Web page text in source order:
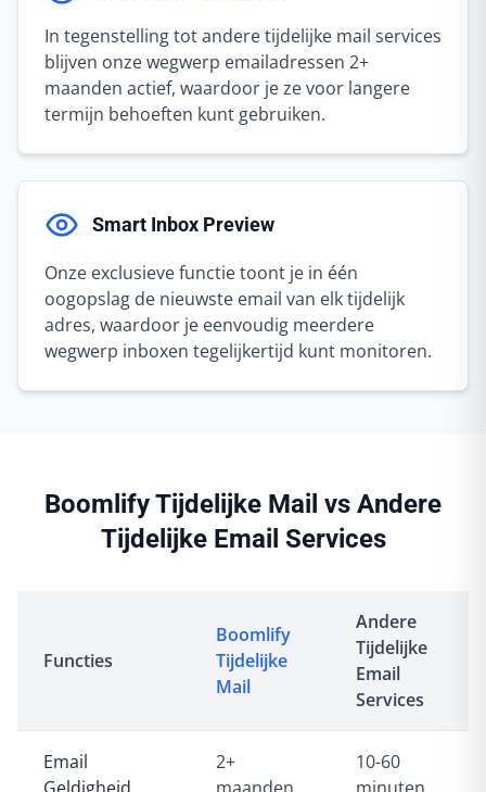
In tegenstelling tot andere tijdelijke mail services
blijven onze wegwerp emailadressen 2+
maanden actief, waardoor je ze voor langere
termijn behoeften kunt gebruiken.
Smart Inbox Preview
Onze exclusieve functie toont je in één
oogopslag de nieuwste email van elk tijdelijk
adres, waardoor je eenvoudig meerdere
wegwerp inboxen tegelijkertijd kunt monitoren.
Boomlify Tijdelijke Mail vs Andere
Tijdelijke Email Services
Functies
Boomlify
Tijdelijke
Mail
Andere
Tijdelijke
Email
Services
Email
2+
10-60